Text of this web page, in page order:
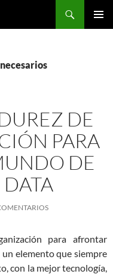
DE
PARA
DE
para afrontar
elemento que siempre
con la mejor tecnología,